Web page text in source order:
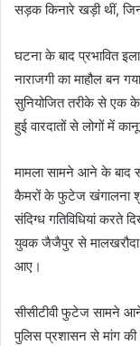
सड़क किनारे खड़ी थीं,
घटना के बाद प्रभावित
नाराजगी का माहौल बन
सुनियोजित तरीके से एक के
हुई वारदातों से लोगों में
मामला सामने आने के बाद
कैमरों के फुटेज खंगालना
संदिग्ध गतिविधियां करते
युवक जैजैपुर से मालखरौदा
आए।
सीसीटीवी फुटेज सामने
पुलिस प्रशासन से मांग